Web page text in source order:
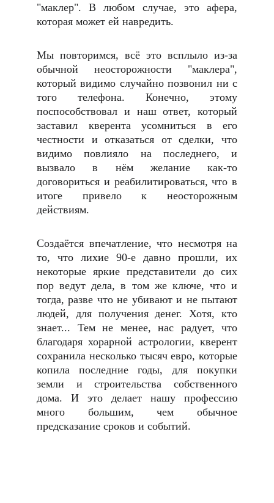
"маклер". В любом случае, это афера,
которая может ей навредить.
Мы повторимся, всё это всплыло из-за
обычной неосторожности "маклера",
который видимо случайно позвонил ни с
того телефона. Конечно, этому
поспособствовал и наш ответ, который
заставил кверента усомниться в его
честности и отказаться от сделки, что
видимо повлияло на последнего, и
вызвало в нём желание как-то
договориться и реабилитироваться, что в
итоге привело к неосторожным
действиям.
Создаётся впечатление, что несмотря на
то, что лихие 90-е давно прошли, их
некоторые яркие представители до сих
пор ведут дела, в том же ключе, что и
тогда, разве что не убивают и не пытают
людей, для получения денег. Хотя, кто
знает... Тем не менее, нас радует, что
благодаря хорарной астрологии, кверент
сохранила несколько тысяч евро, которые
копила последние годы, для покупки
земли и строительства собственного
дома. И это делает нашу профессию
много большим, чем обычное
предсказание сроков и событий.